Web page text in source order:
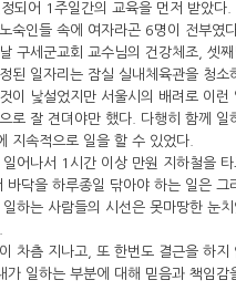
정되어 1주일간의 교육을 먼저 받았다.
숙인들 속에 여자라곤 6명이 전부였
구세군교회 교수님의 건강체조, 셋
된 일자리는 잠실 실내체육관을 청소
이 낯설었지만 서울시의 배려로 이
로 잘 견뎌야만 했다. 다행히 함께
지속적으로 일을 할 수 있었다.
어나서 1시간 이상 만원 지하철을
바닥을 하루종일 닦아야 하는 일은
하는 사람들의 시선은 못마땅한 눈
차츰 지나고, 또 한번도 결근을 하
가 일하는 부분에 대해 믿음과 책임